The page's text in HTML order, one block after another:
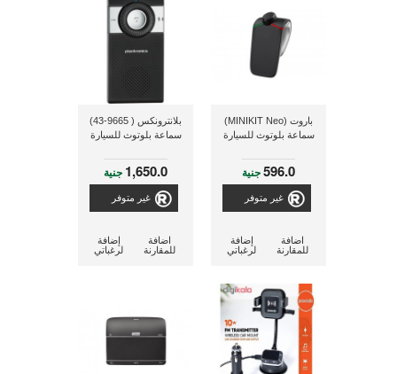
باروت (MINIKIT Neo)
سماعة بلوتوث للسيارة
596.0جنية
غير متوفر
إضافة
لرغباتي
اضافة
للمقارنة
بلانترونكس ( 9665-43)
سماعة بلوتوث للسيارة
1,650.0 جنية
غير متوفر
إضافة
لرغباتي
اضافة
للمقارنة